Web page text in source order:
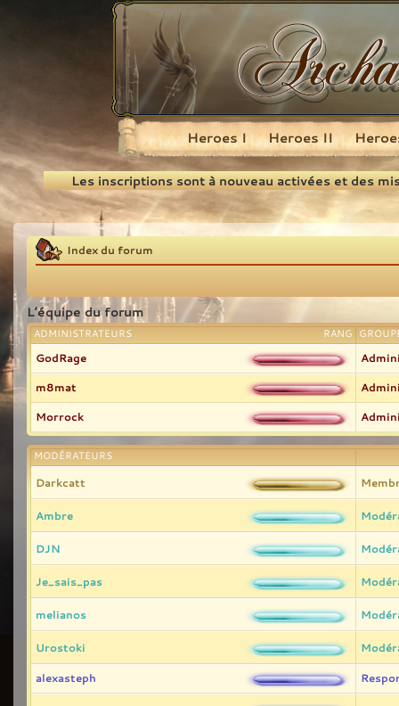
Recherche
Heroes I Heroes II
Les inscriptions sont à nouveau activées et des
Index du forum
L’équipe du forum
RANG
ADMINISTRATEURS
GodRage
m8mat
Morrock
MODÉRATEURS
Darkcatt
Ambre
DJN
Je_sais_pas
melianos
Urostoki
alexasteph